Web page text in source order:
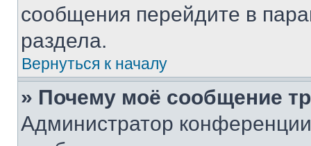
сообщения перейдите в
раздела.
Вернуться к началу
» Почему моё сообщение
Администратор